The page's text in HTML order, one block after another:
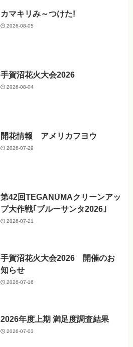
カマキリみ～つけた!
2026-08-05
手賀沼花火大会2026
2026-08-04
開花情報 アメリカフヨウ
2026-07-29
第42回TEGANUMAクリーンアッ
プ大作戦｢ブルーサンタ2026｣
2026-07-21
手賀沼花火大会2026 開催のお
知らせ
2026-07-16
2026年度上期 満足度調査結果
2026-07-03